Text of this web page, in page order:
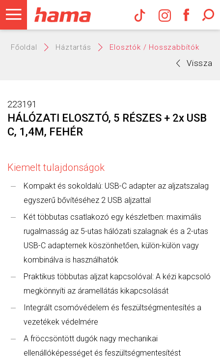
Hama
Főoldal Háztartás Elosztók / Hosszabbítók
Vissza
223191
HÁLÓZATI ELOSZTÓ, 5 RÉSZES + 2x USB
C, 1,4M, FEHÉR
Kiemelt tulajdonságok
Kompakt és sokoldalú: USB-C adapter az aljzatszalag
egyszerű bővítéséhez 2 USB aljzattal
Két többutas csatlakozó egy készletben: maximális
rugalmasság az 5-utas hálózati szalagnak és a 2-utas
USB-C adapternek köszönhetően, külön-külön vagy
kombinálva is használhatók
Praktikus többutas aljzat kapcsolóval: A kézi kapcsoló
megkönnyíti az áramellátás kikapcsolását
Integrált csomóvédelem és feszültségmentesítés a
vezetékek védelmére
A fröccsöntött dugók nagy mechanikai
ellenállóképességet és feszültségmentesítést